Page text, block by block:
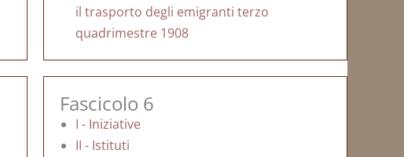
il trasporto degli emigranti terzo
quadrimestre 1908
Fascicolo 6
I - Iniziative
II - Istituti